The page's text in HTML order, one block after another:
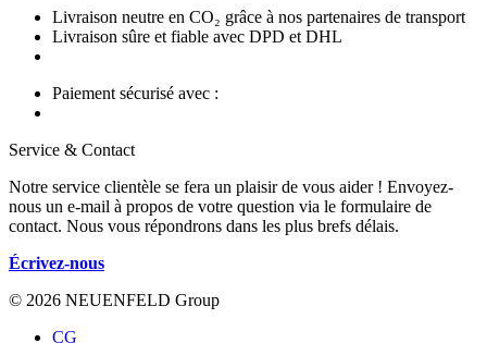
Livraison neutre en CO₂ grâce à nos partenaires de transport
Livraison sûre et fiable avec DPD et DHL
Paiement sécurisé avec :
Service & Contact
Notre service clientèle se fera un plaisir de vous aider ! Envoyez-
nous un e-mail à propos de votre question via le formulaire de
contact. Nous vous répondrons dans les plus brefs délais.
Écrivez-nous
© 2026 NEUENFELD Group
CG